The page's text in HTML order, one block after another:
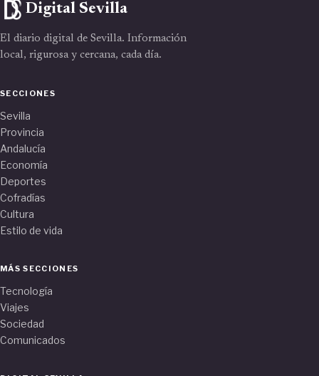
Digital Sevilla
El diario digital de Sevilla. Información
local, rigurosa y cercana, cada día.
SECCIONES
Sevilla
Provincia
Andalucía
Economía
Deportes
Cofradías
Cultura
Estilo de vida
MÁS SECCIONES
Tecnología
Viajes
Sociedad
Comunicados